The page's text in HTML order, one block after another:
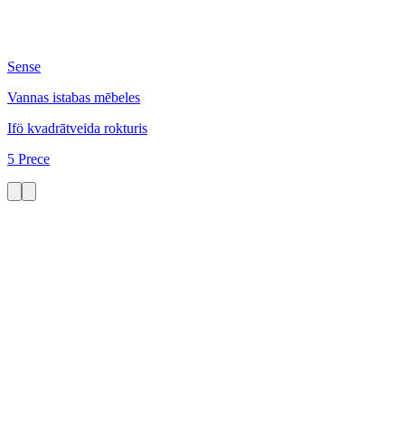
Sense
Vannas istabas mēbeles
Ifö kvadrātveida rokturis
5 Prece